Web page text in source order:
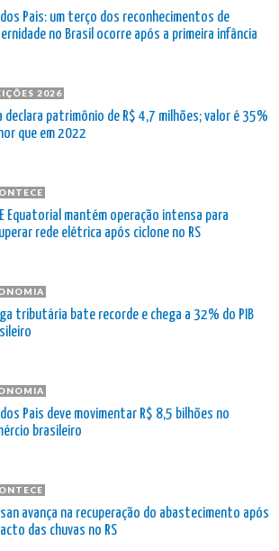
dos Pais: um terço dos reconhecimentos de
no Brasil ocorre após a primeira infância
2026
declara patrimônio de R$ 4,7 milhões; valor é 35%
que em 2022
Equatorial mantém operação intensa para
rede elétrica após ciclone no RS
tributária bate recorde e chega a 32% do PIB
dos Pais deve movimentar R$ 8,5 bilhões no
brasileiro
avança na recuperação do abastecimento após
das chuvas no RS